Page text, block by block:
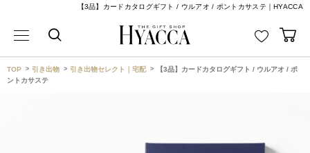
【3品】カードカタログギフト / ウルアオ / ポントカサステ｜HYACCA
TOP 引き出物 引き出物セレクト｜宅配
【3品】カードカタログギフト / ウルアオ / ポ
ントカサステ